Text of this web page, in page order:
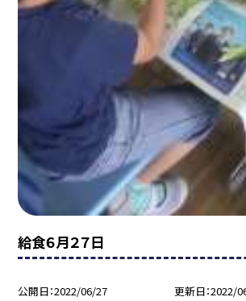
給食６月２７日
公開日 2022/06/27 更新日 2022/